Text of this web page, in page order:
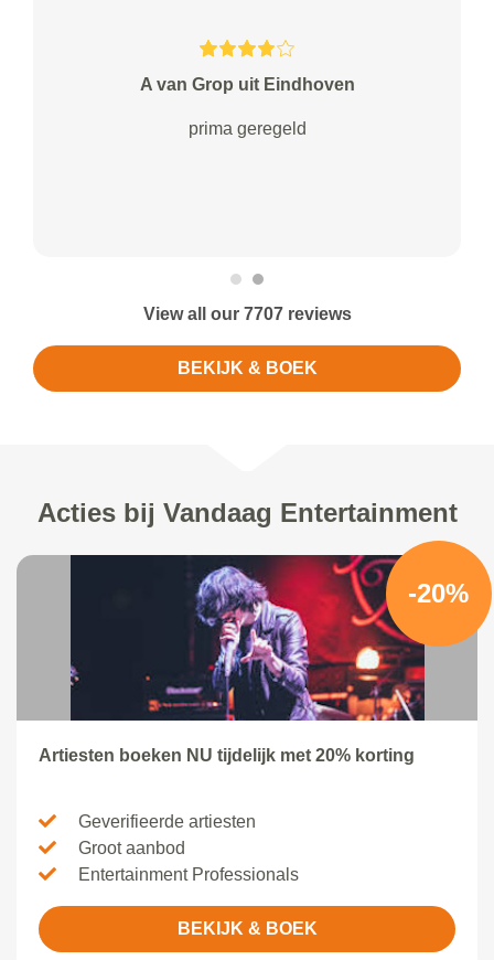
A van Grop uit Eindhoven
prima geregeld
View all our 7707 reviews
BEKIJK & BOEK
Acties bij Vandaag Entertainment
-20%
Artiesten boeken NU tijdelijk met 20% korting
Geverifieerde artiesten
Groot aanbod
Entertainment Professionals
BEKIJK & BOEK